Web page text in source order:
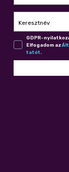
Keresztnév
GDPR-
Elfogadom az
ta­tót.